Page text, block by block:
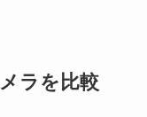
ラを比較